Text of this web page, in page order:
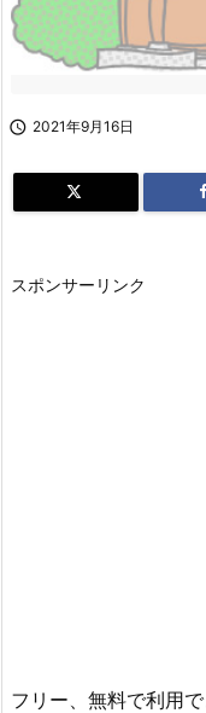
 2021年9月16日
スポンサーリンク
フリー、無料で利用